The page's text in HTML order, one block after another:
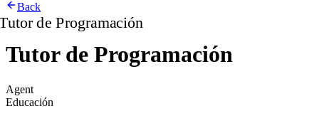
Back
Tutor de Programación
Agent
Educación